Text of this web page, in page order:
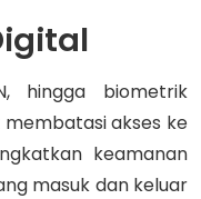
hingga biometrik
akses ke
keamanan
masuk dan keluar